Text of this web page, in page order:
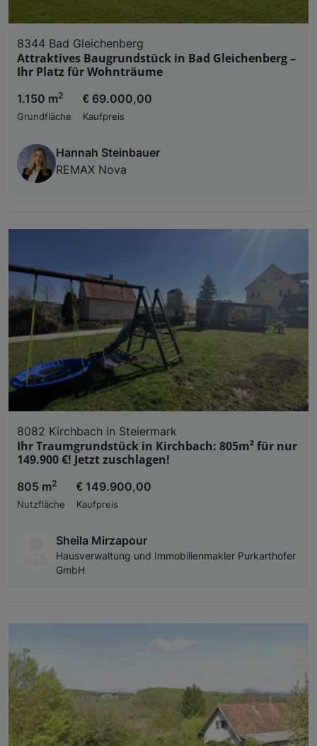
8344 Bad Gleichenberg
Attraktives Baugrundstück in Bad Gleichenberg –
Ihr Platz für Wohnträume
1.150 m2
Grundfläche
€ 69.000,00
Kaufpreis
Hannah Steinbauer
REMAX Nova
8082 Kirchbach in Steiermark
Ihr Traumgrundstück in Kirchbach: 805m² für nur
149.900 €! Jetzt zuschlagen!
805 m2
Nutzfläche
€ 149.900,00
Kaufpreis
Sheila Mirzapour
Hausverwaltung und Immobilienmakler Purkarthofer
GmbH